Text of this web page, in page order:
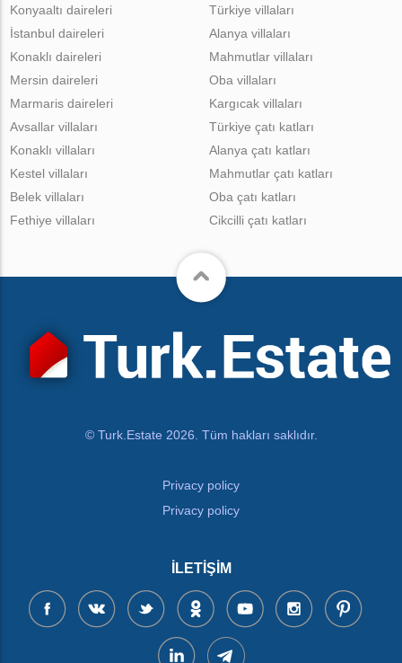
Konyaaltı daireleri
İstanbul daireleri
Konaklı daireleri
Mersin daireleri
Marmaris daireleri
Türkiye villaları
Alanya villaları
Mahmutlar villaları
Oba villaları
Kargıcak villaları
Avsallar villaları
Konaklı villaları
Kestel villaları
Belek villaları
Fethiye villaları
Türkiye çatı katları
Alanya çatı katları
Mahmutlar çatı katları
Oba çatı katları
Cikcilli çatı katları
© Turk.Estate 2026. Tüm hakları saklıdır.
Privacy policy
Privacy policy
İLETIŞIM